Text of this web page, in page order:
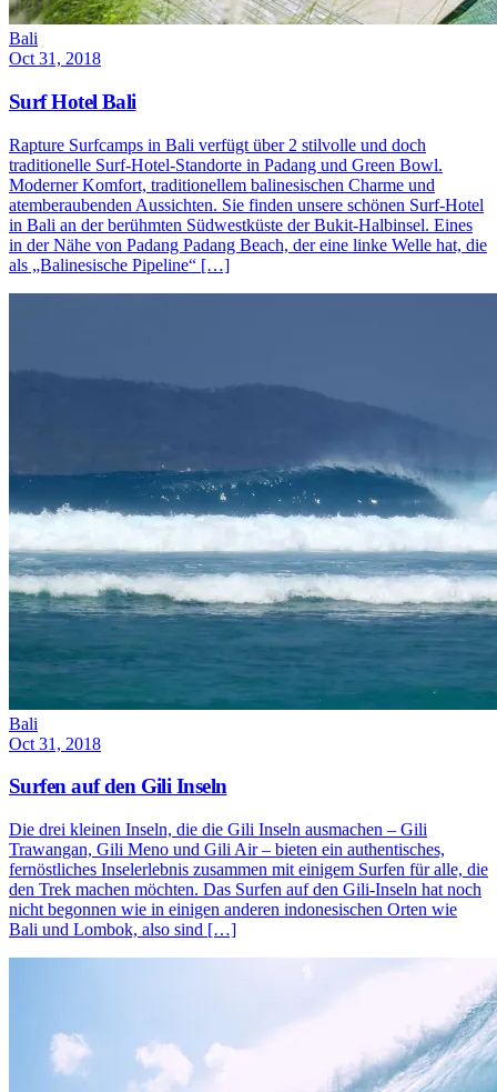
Bali
Oct 31, 2018
Surf Hotel Bali
Rapture Surfcamps in Bali verfügt über 2 stilvolle und doch
traditionelle Surf-Hotel-Standorte in Padang und Green Bowl.
Moderner Komfort, traditionellem balinesischen Charme und
atemberaubenden Aussichten. Sie finden unsere schönen Surf-Hotel
in Bali an der berühmten Südwestküste der Bukit-Halbinsel. Eines
in der Nähe von Padang Padang Beach, der eine linke Welle hat, die
als „Balinesische Pipeline“ […]
Bali
Oct 31, 2018
Surfen auf den Gili Inseln
Die drei kleinen Inseln, die die Gili Inseln ausmachen – Gili
Trawangan, Gili Meno und Gili Air – bieten ein authentisches,
fernöstliches Inselerlebnis zusammen mit einigem Surfen für alle, die
den Trek machen möchten. Das Surfen auf den Gili-Inseln hat noch
nicht begonnen wie in einigen anderen indonesischen Orten wie
Bali und Lombok, also sind […]